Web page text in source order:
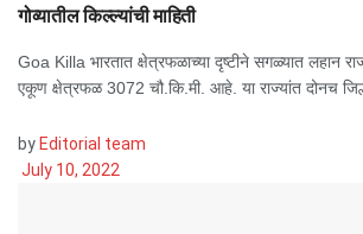
गोव्यातील किल्ल्यांची माहिती
Goa Killa भारतात क्षेत्रफळाच्या दृष्टीने सगळ्यात लहान
एकूण क्षेत्रफळ 3072 चौ.कि.मी. आहे. या राज्यांत दोनच
by Editorial team
July 10, 2022